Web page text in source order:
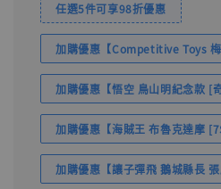
任選5件可享98折優惠
加購優惠【Competitive Toys 梅
加購優惠【悟空 鳥山明紀念款 [
加購優惠【海賊王 布魯克達摩
加購優惠【讓子彈飛 鵝城縣長